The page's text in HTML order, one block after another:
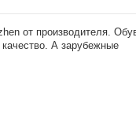
от производителя.
А зарубежные